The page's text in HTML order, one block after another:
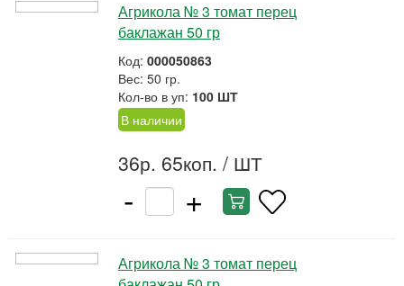
Агрикола № 3 томат перец
баклажан 50 гр
Код: 000050863
Вес: 50 гр.
Кол-во в уп: 100 ШТ
В наличии
36р. 65коп. / ШТ
- +
Агрикола № 3 томат перец